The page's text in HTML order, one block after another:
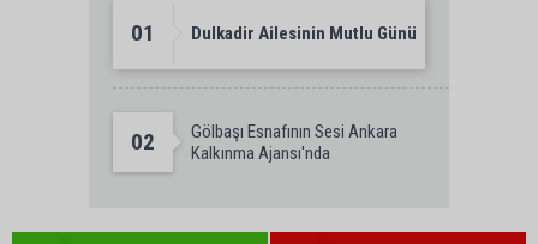
01 Dulkadir Ailesinin Mutlu Günü
02
Gölbaşı Esnafının Sesi Ankara
Kalkınma Ajansı'nda